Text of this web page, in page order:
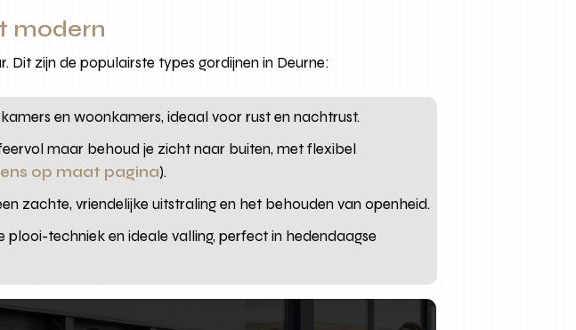
modern
Dit zijn de populairste types gordijnen in Deurne:
en woonkamers, ideaal voor rust en nachtrust.
maar behoud je zicht naar buiten, met flexibel
op maat pagina).
zachte, vriendelijke uitstraling en het behouden van openheid.
techniek en ideale valling, perfect in hedendaagse